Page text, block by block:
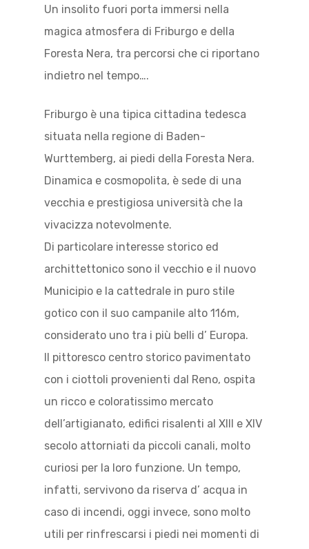
Un insolito fuori porta immersi nella
magica atmosfera di Friburgo e della
Foresta Nera, tra percorsi che ci riportano
indietro nel tempo….
Friburgo è una tipica cittadina tedesca
situata nella regione di Baden-
Wurttemberg, ai piedi della Foresta Nera.
Dinamica e cosmopolita, è sede di una
vecchia e prestigiosa università che la
vivacizza notevolmente.
Di particolare interesse storico ed
archittettonico sono il vecchio e il nuovo
Municipio e la cattedrale in puro stile
gotico con il suo campanile alto 116m,
considerato uno tra i più belli d’ Europa.
Il pittoresco centro storico pavimentato
con i ciottoli provenienti dal Reno, ospita
un ricco e coloratissimo mercato
dell’artigianato, edifici risalenti al XIII e XIV
secolo attorniati da piccoli canali, molto
curiosi per la loro funzione. Un tempo,
infatti, servivono da riserva d’ acqua in
caso di incendi, oggi invece, sono molto
utili per rinfrescarsi i piedi nei momenti di